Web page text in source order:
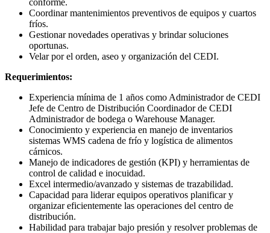
conforme.
Coordinar mantenimientos preventivos de equipos y cuartos
fríos.
Gestionar novedades operativas y brindar soluciones
oportunas.
Velar por el orden, aseo y organización del CEDI.
Requerimientos:
Experiencia mínima de 1 años como Administrador de CEDI
Jefe de Centro de Distribución Coordinador de CEDI
Administrador de bodega o Warehouse Manager.
Conocimiento y experiencia en manejo de inventarios
sistemas WMS cadena de frío y logística de alimentos
cárnicos.
Manejo de indicadores de gestión (KPI) y herramientas de
control de calidad e inocuidad.
Excel intermedio/avanzado y sistemas de trazabilidad.
Capacidad para liderar equipos operativos planificar y
organizar eficientemente las operaciones del centro de
distribución.
Habilidad para trabajar bajo presión y resolver problemas de